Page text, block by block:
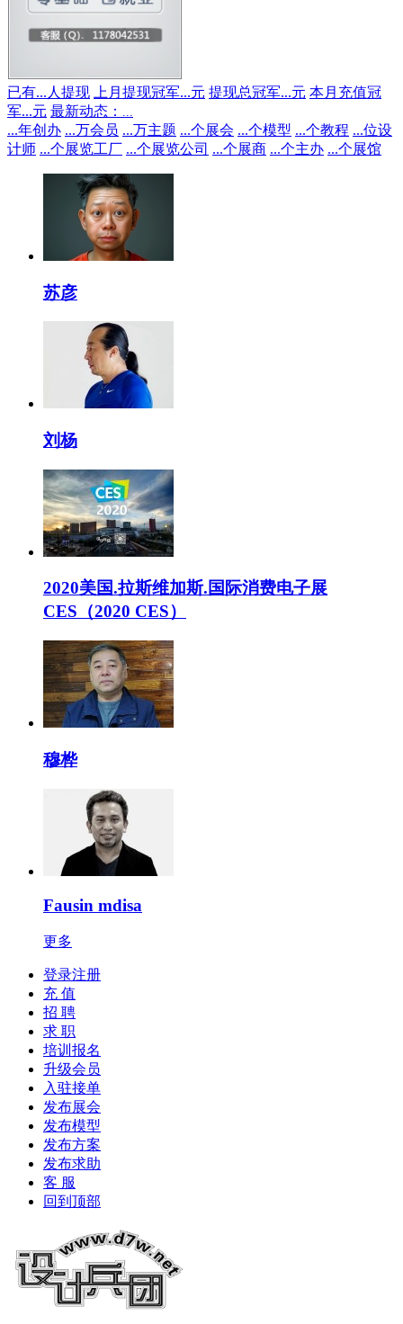
已有... 人提现 上月提现冠军...元 提现总冠军...元 本月充值冠
军...元 最新动态：
...年创办 ...万会员 ...万主题 ...个展会 ...个模型 ...个教程 ...位设
计师 ...个展览工厂 ...个展览公司 ...个展商 ...个主办 ...个展馆
苏彦
刘杨
2020美国.拉斯维加斯.国际消费电子展
CES（2020 CES）
穆桦
Fausin mdisa
更多
登录注册
充 值
招 聘
求 职
培训报名
升级会员
入驻接单
发布展会
发布模型
发布方案
发布求助
客 服
回到顶部